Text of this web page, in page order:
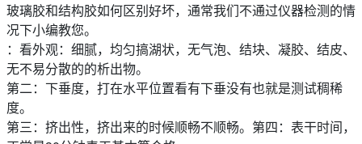
玻璃胶和结构胶如何区别好坏，通常我们不通过仪器检测的情
况下小编教您。
：看外观：细腻，均匀搞湖状，无气泡、结块、凝胶、结皮、
无不易分散的的析出物。
第二：下垂度，打在水平位置看有下垂没有也就是测试稠稀
度。
第三：挤出性，挤出来的时候顺畅不顺畅。第四：表干时间，